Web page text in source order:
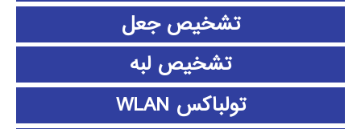
تشخیص جعل
تشخیص لبه
تولباکس WLAN